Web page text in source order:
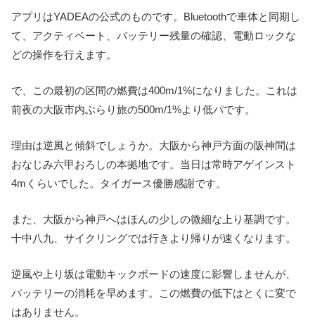
アプリはYADEAの公式のものです。Bluetoothで車体と同期し
て、アクティベート、バッテリー残量の確認、電動ロックな
どの操作を行えます。
で、この最初の区間の燃費は400m/1%になりました。これは
前夜の大阪市内ぶらり旅の500m/1%より低パです。
理由は逆風と傾斜でしょうか。大阪から神戸方面の阪神間は
おなじみ六甲おろしの本拠地です。当日は常時アゲインスト
4mくらいでした。タイガース優勝感謝です。
また、大阪から神戸へはほんの少しの微細な上り基調です。
十中八九、サイクリングでは行きより帰りが速くなります。
逆風や上り坂は電動キックボードの速度に影響しませんが、
バッテリーの消耗を早めます。この燃費の低下はとくに変で
はありません。